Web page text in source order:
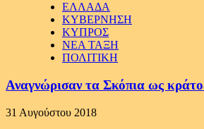
ΕΛΛΑΔΑ
ΚΥΒΕΡΝΗΣΗ
ΚΥΠΡΟΣ
ΝΕΑ ΤΑΞΗ
ΠΟΛΙΤΙΚΗ
Αναγνώρισαν τα Σκόπια ως
31 Αυγούστου 2018